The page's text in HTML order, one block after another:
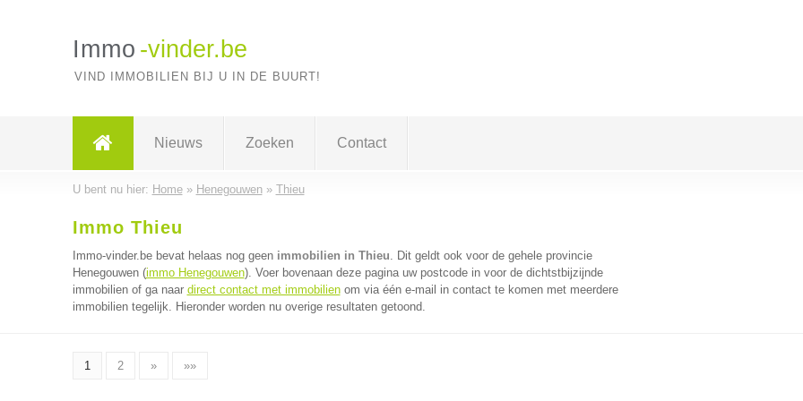
Immo -vinder.be
VIND IMMOBILIEN BIJ U IN DE BUURT!
Nieuws Zoeken Contact
U bent nu hier: Home» Henegouwen» Thieu
Immo Thieu
Immo-vinder.be bevat helaas nog geen immobilien in Thieu. Dit geldt ook voor de gehele provincie
Henegouwen (immo Henegouwen). Voer bovenaan deze pagina uw postcode in voor de dichtstbijzijnde
immobilien of ga naar direct contact met immobilienom via één e-mail in contact te komen met meerdere
immobilien tegelijk. Hieronder worden nu overige resultaten getoond.
1 2 » »»